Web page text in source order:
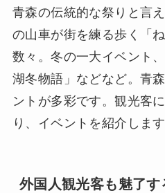
青森の伝統的な祭りと言
の山車が街を練る歩く「
数々。冬の一大イベント
湖冬物語」などなど。青
ントが多彩です。観光客
り、イベントを紹介します
外国人観光客も魅了す